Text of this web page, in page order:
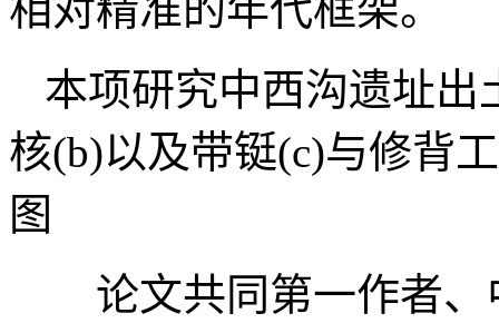
相对精准的年代框架。
本项研究中西沟遗址出
核(b)以及带铤(c)与修背
图
论文共同第一作者、